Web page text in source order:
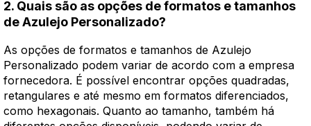
2. Quais são as opções de formatos e tamanhos
de Azulejo Personalizado?
As opções de formatos e tamanhos de Azulejo
Personalizado podem variar de acordo com a empresa
fornecedora. É possível encontrar opções quadradas,
retangulares e até mesmo em formatos diferenciados,
como hexagonais. Quanto ao tamanho, também há